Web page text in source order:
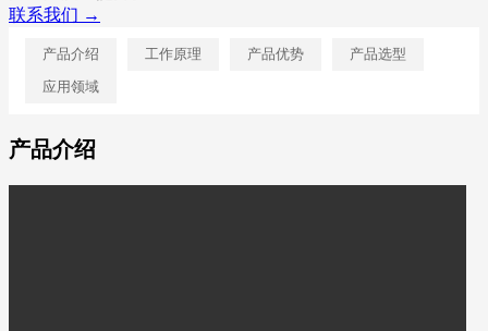
联系我们 →
产品介绍 工作原理 产品优势
产品选型
应用领域
产品介绍